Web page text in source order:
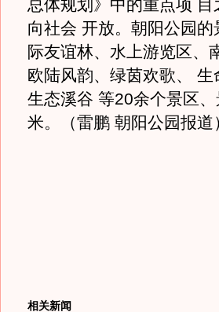
总体规划》中的重点项
向社会 开放。朝阳公园
际友谊林、水上游览区、
欧陆风韵、绿茵欢歌、
生态溪谷 等20余个景区
米。（雷鹏 朝阳公园报道
相关新闻